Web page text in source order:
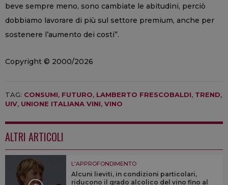
beve sempre meno, sono cambiate le abitudini, perciò
dobbiamo lavorare di più sul settore premium, anche per
sostenere l’aumento dei costi”.
Copyright © 2000/2026
TAG: CONSUMI, FUTURO, LAMBERTO FRESCOBALDI, TREND,
UIV, UNIONE ITALIANA VINI, VINO
ALTRI ARTICOLI
L'APPROFONDIMENTO
Alcuni lieviti, in condizioni particolari,
riducono il grado alcolico del vino fino al